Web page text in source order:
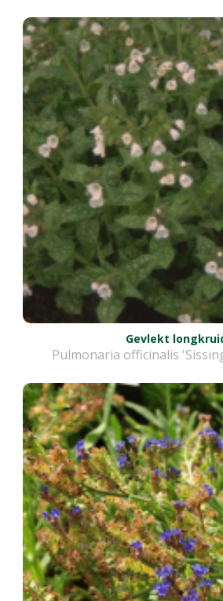
Gevlekt
Pulmonaria officinalis